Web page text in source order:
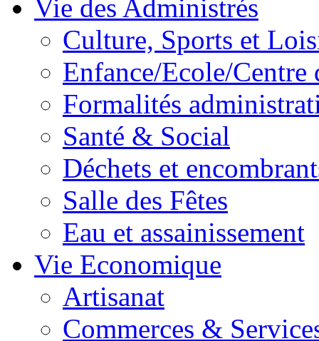
Vie des Administrés
Culture, Sports et
Enfance/Ecole/Centre
Formalités
Santé & Social
Déchets et
Salle des Fêtes
Eau et assainissement
Vie Economique
Artisanat
Commerces &